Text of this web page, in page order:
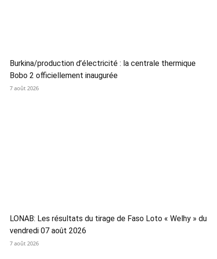
Burkina/production d’électricité : la centrale thermique
Bobo 2 officiellement inaugurée
7 août 2026
LONAB: Les résultats du tirage de Faso Loto « Welhy » du
vendredi 07 août 2026
7 août 2026